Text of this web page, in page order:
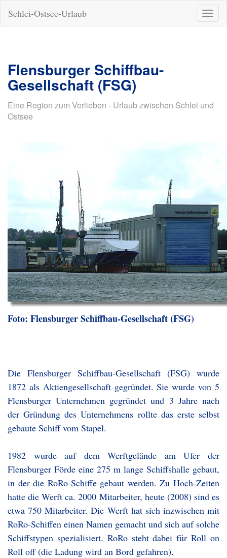
ein-/
Schlei-Ostsee-Urlaub
Flensburger Schiffbau-
Gesellschaft (FSG)
Eine Region zum Verlieben - Urlaub zwischen Schlei und
Ostsee
Foto: Flensburger Schiffbau-Gesellschaft (FSG)
Die Flensburger Schiffbau-Gesellschaft (FSG) wurde
1872 als Aktiengesellschaft gegründet. Sie wurde von 5
Flensburger Unternehmen gegründet und 3 Jahre nach
der Gründung des Unternehmens rollte das erste selbst
gebaute Schiff vom Stapel.
1982 wurde auf dem Werftgelände am Ufer der
Flensburger Förde eine 275 m lange Schiffshalle gebaut,
in der die RoRo-Schiffe gebaut werden. Zu Hoch-Zeiten
hatte die Werft ca. 2000 Mitarbeiter, heute (2008) sind es
etwa 750 Mitarbeiter. Die Werft hat sich inzwischen mit
RoRo-Schiffen einen Namen gemacht und sich auf solche
Schiffstypen spezialisiert. RoRo steht dabei für Roll on
Roll off (die Ladung wird an Bord gefahren).